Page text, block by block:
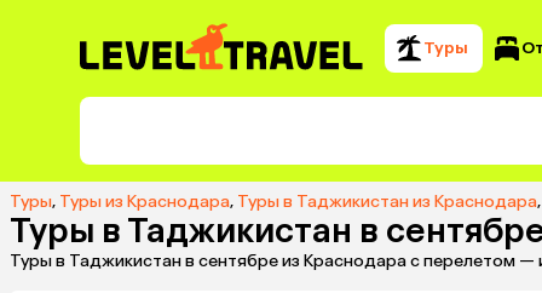
Туры
Туры, Туры из Краснодара, Туры в Таджикистан из Краснодара
Туры в Таджикистан в
Туры в Таджикистан в сентябре из Краснодара с перелетом